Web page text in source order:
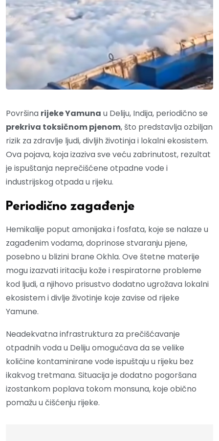
Površina rijeke Yamuna u Deliju, Indija, periodično se
prekriva toksičnom pjenom, što predstavlja ozbiljan
rizik za zdravlje ljudi, divljih životinja i lokalni ekosistem.
Ova pojava, koja izaziva sve veću zabrinutost, rezultat
je ispuštanja neprečišćene otpadne vode i
industrijskog otpada u rijeku.
Periodično zagađenje
Hemikalije poput amonijaka i fosfata, koje se nalaze u
zagađenim vodama, doprinose stvaranju pjene,
posebno u blizini brane Okhla. Ove štetne materije
mogu izazvati iritaciju kože i respiratorne probleme
kod ljudi, a njihovo prisustvo dodatno ugrožava lokalni
ekosistem i divlje životinje koje zavise od rijeke
Yamune.
Neadekvatna infrastruktura za prečišćavanje
otpadnih voda u Deliju omogućava da se velike
količine kontaminirane vode ispuštaju u rijeku bez
ikakvog tretmana. Situacija je dodatno pogoršana
izostankom poplava tokom monsuna, koje obično
pomažu u čišćenju rijeke.